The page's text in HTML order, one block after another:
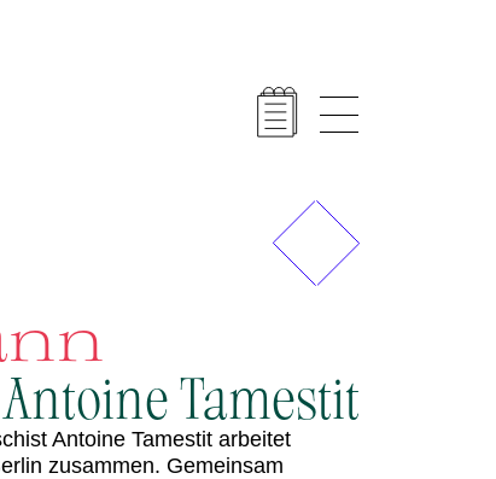
VorherigesNächstes
Tamestit
Antoine Tamestit arbeitet
zusammen. Gemeinsam